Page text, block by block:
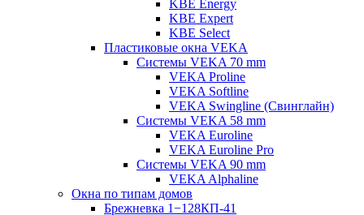
KBE Energy
KBE Expert
KBE Select
Пластиковые окна VEKA
Cистемы VEKA 70 mm
VEKA Proline
VEKA Softline
VEKA Swingline (Свинглайн)
Системы VEKA 58 mm
VEKA Euroline
VEKA Euroline Pro
Системы VEKA 90 mm
VEKA Alphaline
Окна по типам домов
Брежневка 1−128КП-41